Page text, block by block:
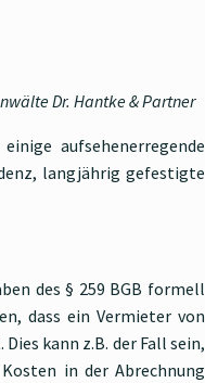
Dr. Hantke & Partner
aufsehenerregende
langjährig gefestigte
des § 259 BGB formell
dass ein Vermieter von
kann z.B. der Fall sein,
in der Abrechnung